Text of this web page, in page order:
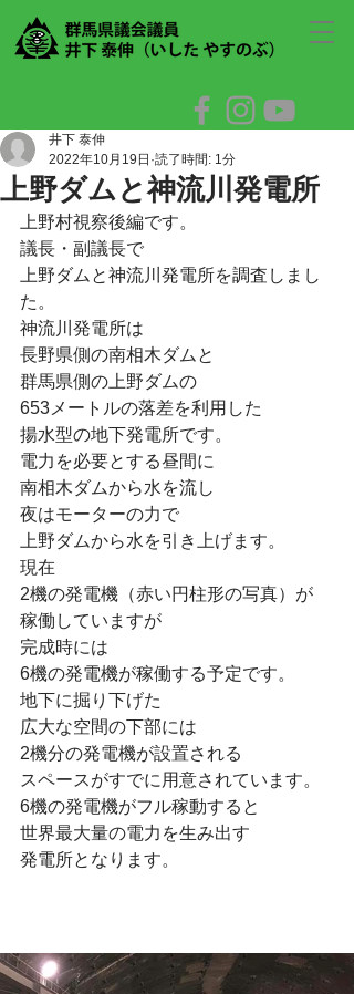
上野ダムと神流川発電所
井下 泰伸
2022年10月19日 読了時間: 1分
上野村視察後編です。
議長・副議長で
上野ダムと神流川発電所を調査しまし
た。
神流川発電所は
長野県側の南相木ダムと
群馬県側の上野ダムの
653メートルの落差を利用した
揚水型の地下発電所です。
電力を必要とする昼間に
南相木ダムから水を流し
夜はモーターの力で
上野ダムから水を引き上げます。
現在
2機の発電機（赤い円柱形の写真）が
稼働していますが
完成時には
6機の発電機が稼働する予定です。
地下に掘り下げた
広大な空間の下部には
2機分の発電機が設置される
スペースがすでに用意されています。
6機の発電機がフル稼動すると
世界最大量の電力を生み出す
発電所となります。